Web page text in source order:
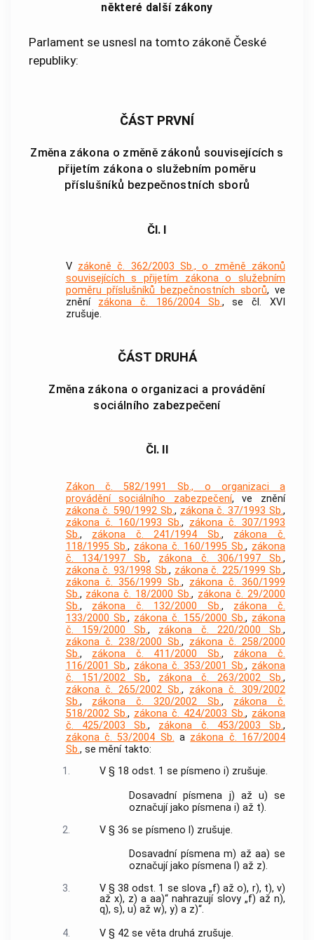
některé další zákony
Parlament se usnesl na tomto zákoně České
republiky:
ČÁST PRVNÍ
Změna zákona o změně zákonů souvisejících s
přijetím zákona o služebním poměru
příslušníků bezpečnostních sborů
Čl. I
V zákoně č. 362/2003 Sb., o změně zákonů
souvisejících s přijetím zákona o služebním
poměru příslušníků bezpečnostních sborů, ve
znění zákona č. 186/2004 Sb., se čl. XVI
zrušuje.
ČÁST DRUHÁ
Změna zákona o organizaci a provádění
sociálního zabezpečení
Čl. II
Zákon č. 582/1991 Sb., o organizaci a
provádění sociálního zabezpečení, ve znění
zákona č. 590/1992 Sb., zákona č. 37/1993 Sb.,
zákona č. 160/1993 Sb., zákona č. 307/1993
Sb., zákona č. 241/1994 Sb., zákona č.
118/1995 Sb., zákona č. 160/1995 Sb., zákona
č. 134/1997 Sb., zákona č. 306/1997 Sb.,
zákona č. 93/1998 Sb., zákona č. 225/1999 Sb.,
zákona č. 356/1999 Sb., zákona č. 360/1999
Sb., zákona č. 18/2000 Sb., zákona č. 29/2000
Sb., zákona č. 132/2000 Sb., zákona č.
133/2000 Sb., zákona č. 155/2000 Sb., zákona
č. 159/2000 Sb., zákona č. 220/2000 Sb.,
zákona č. 238/2000 Sb., zákona č. 258/2000
Sb., zákona č. 411/2000 Sb., zákona č.
116/2001 Sb., zákona č. 353/2001 Sb., zákona
č. 151/2002 Sb., zákona č. 263/2002 Sb.,
zákona č. 265/2002 Sb., zákona č. 309/2002
Sb., zákona č. 320/2002 Sb., zákona č.
518/2002 Sb., zákona č. 424/2003 Sb., zákona
č. 425/2003 Sb., zákona č. 453/2003 Sb.,
zákona č. 53/2004 Sb. a zákona č. 167/2004
Sb., se mění takto:
1.
V § 18 odst. 1 se písmeno i) zrušuje.
Dosavadní písmena j) až u) se
označují jako písmena i) až t).
2.
V § 36 se písmeno l) zrušuje.
Dosavadní písmena m) až aa) se
označují jako písmena l) až z).
3.
V § 38 odst. 1 se slova „f) až o), r), t), v)
až x), z) a aa)“ nahrazují slovy „f) až n),
q), s), u) až w), y) a z)“.
4.
V § 42 se věta druhá zrušuje.